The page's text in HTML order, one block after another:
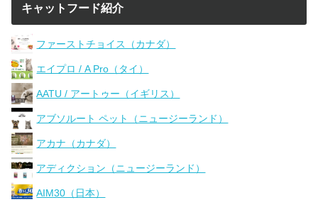
キャットフード紹介
ファーストチョイス（カナダ）
エイプロ / A Pro（タイ）
AATU / アートゥー（イギリス）
アブソルート ペット（ニュージーランド）
アカナ（カナダ）
アディクション（ニュージーランド）
AIM30（日本）